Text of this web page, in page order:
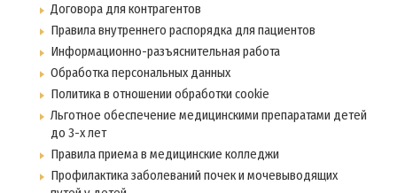
Договора для контрагентов
Правила внутреннего распорядка для пациентов
Информационно-разъяснительная работа
Обработка персональных данных
Политика в отношении обработки cookie
Льготное обеспечение медицинскими препаратами детей
до 3-х лет
Правила приема в медицинские колледжи
Профилактика заболеваний почек и мочевыводящих